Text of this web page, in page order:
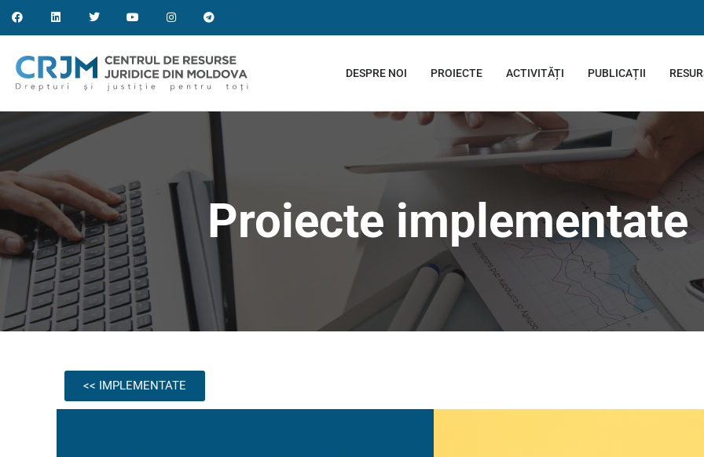
DESPRE NOI PROIECTE ACTIVITĂȚI PUBLICAȚII
Proiecte implementate
<< IMPLEMENTATE